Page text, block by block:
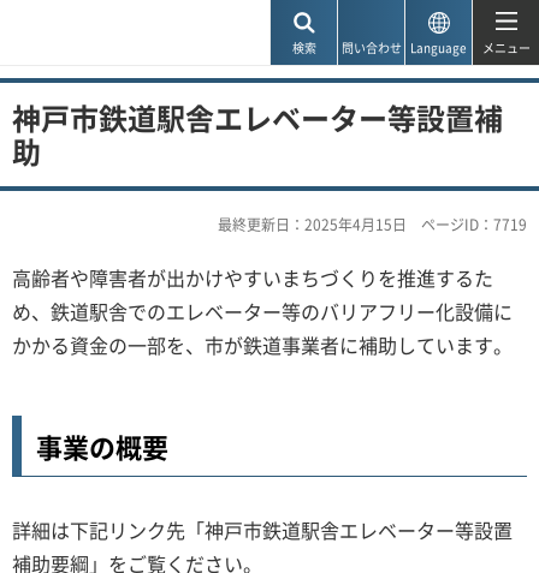
検索 問い合わせ Language メニュー
神戸市鉄道駅舎エレベーター等設置補
助
最終更新日：2025年4月15日 ページID：7719
高齢者や障害者が出かけやすいまちづくりを推進するた
め、鉄道駅舎でのエレベーター等のバリアフリー化設備に
かかる資金の一部を、市が鉄道事業者に補助しています。
事業の概要
詳細は下記リンク先「神戸市鉄道駅舎エレベーター等設置
補助要綱」をご覧ください。